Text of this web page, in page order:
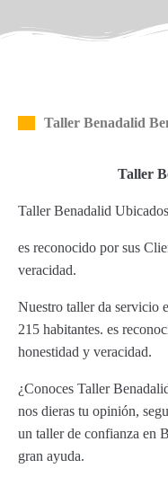
Taller Benadalid
Taller
Taller Benadalid
es reconocido por sus
veracidad.
Nuestro taller da servicio
215 habitantes. es
honestidad y veracidad.
¿Conoces Taller
nos dieras tu opinión,
un taller de confianza en
gran ayuda.